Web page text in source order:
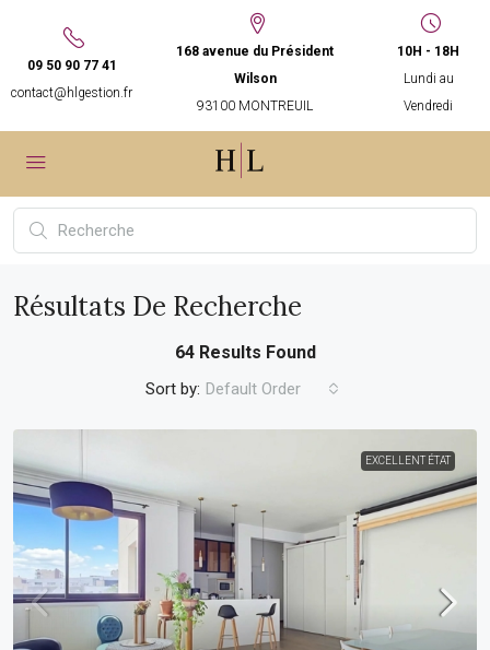
09 50 90 77 41
contact@hlgestion.fr
168 avenue du Président
Wilson
93100 MONTREUIL
10H - 18H
Lundi au
Vendredi
Résultats De Recherche
64 Results Found
Sort by: Default Order
EXCELLENT ÉTAT